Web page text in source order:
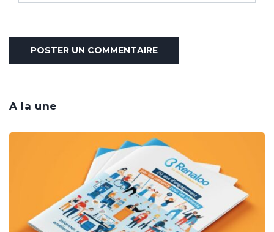
A la une